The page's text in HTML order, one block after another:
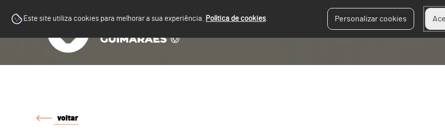
Este site utiliza cookies para melhorar a sua experiência. Política de cookies. Personalizar cookies
voltar